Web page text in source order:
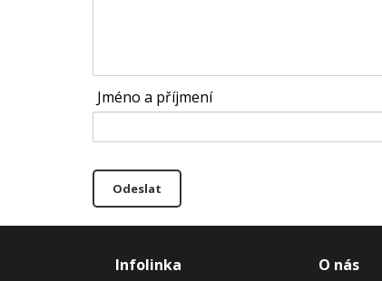
Jméno a příjmení
Odeslat
Infolinka O nás